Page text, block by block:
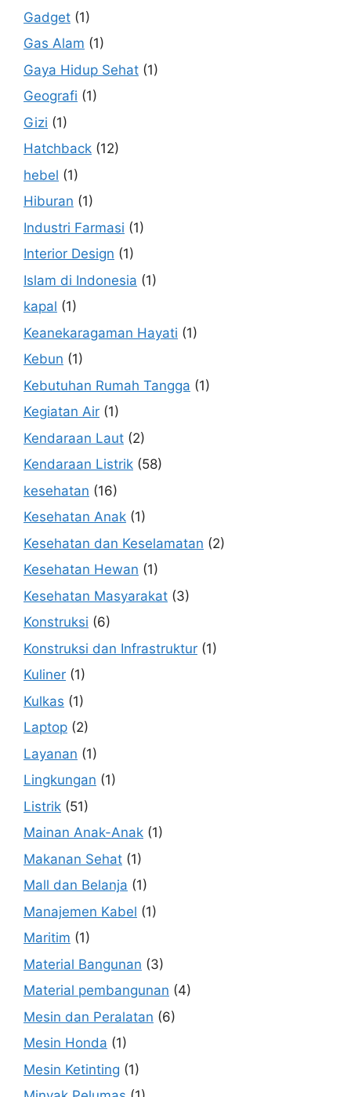
Gadget (1)
Gas Alam (1)
Gaya Hidup Sehat (1)
Geografi (1)
Gizi (1)
Hatchback (12)
hebel (1)
Hiburan (1)
Industri Farmasi (1)
Interior Design (1)
Islam di Indonesia (1)
kapal (1)
Keanekaragaman Hayati (1)
Kebun (1)
Kebutuhan Rumah Tangga (1)
Kegiatan Air (1)
Kendaraan Laut (2)
Kendaraan Listrik (58)
kesehatan (16)
Kesehatan Anak (1)
Kesehatan dan Keselamatan (2)
Kesehatan Hewan (1)
Kesehatan Masyarakat (3)
Konstruksi (6)
Konstruksi dan Infrastruktur (1)
Kuliner (1)
Kulkas (1)
Laptop (2)
Layanan (1)
Lingkungan (1)
Listrik (51)
Mainan Anak-Anak (1)
Makanan Sehat (1)
Mall dan Belanja (1)
Manajemen Kabel (1)
Maritim (1)
Material Bangunan (3)
Material pembangunan (4)
Mesin dan Peralatan (6)
Mesin Honda (1)
Mesin Ketinting (1)